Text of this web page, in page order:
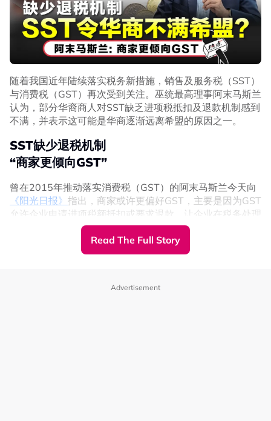
鉴于国阵与国盟合作后，国阵成功守住柔佛州政权，并重新
夺回森美兰州行政权，阿末马斯兰认为，这清楚显示双方所
采用的合作模式取得成效。
他认为，两大联盟在马六甲州选中继续合作是合理的。
“以我个人看法，在看到柔佛州的共识或半共识合作取得成
功后，我认为这项合作可以继续延续。”
“我说的半共识，是因为国盟有11个州席是以自己的名义参
选。不过，他们的领袖也曾表示，在国盟没有上阵的选区，
其支持者应该投票给国
阵。”
并取得成效，因为国阵与国盟之间没有发生竞争州席的情
况。
“在森美兰州，双方达成全面共识，国阵只竞选25个州席，
另外11席则交由国盟竞争。没有出现分裂选票的情况，最
终我们获得25席，其中国阵赢得18席，国盟赢得7席。”
以我个人看法，这项合作应该继续延续到马六甲。”
随着我国近年陆续落实税务新措施，销售及服务税（SST）
与消费税（GST）再次受到关注。巫统最高理事阿末马斯兰
认为，部分华裔商人对SST缺乏进项税抵扣及退款机制感到
不满，并表示这可能是华商逐渐远离希盟的原因之一。
SST缺少退税机制
“商家更倾向GST”
曾在2015年推动落实消费税（GST）的阿末马斯兰今天向
《阳光日报》 指出，商家或许更偏好GST，主要是因为GST
允许企业申请进项税额抵扣或要求退款，让企业在税务处理
上拥有更大的弹性。
“GST（设有）的进项税额抵扣和退税机制，正是商家更青
他指出，GST与SST最大的差异，在于两者如何处理企业已
Read The Full Story
Advertisement